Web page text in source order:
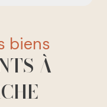
biens
À